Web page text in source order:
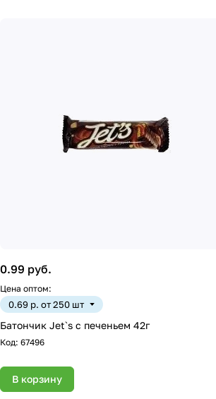
0.99 руб.
Цена оптом:
0.69 р. от 250 шт
Батончик Jet`s с печеньем 42г
Код: 67496
В корзину